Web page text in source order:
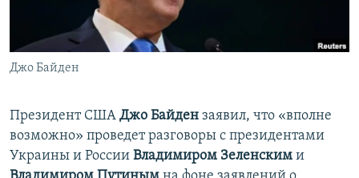
ПОБЕДИТЕЛЕЙ НЕ СУДЯТ?
КРЫМ.НЕПОКОРЕННЫЙ
ELIFBE
ПРИСОЕДИНЯЙТЕСЬ!
Все сайты RFE/RL
Джо Байден
Президент США Джо Байден заявил, что «вполне
возможно» проведет разговоры с президентами
Украины и России Владимиром Зеленским и